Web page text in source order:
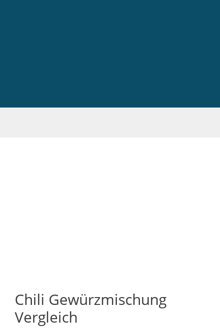
Chili Gewürzmischung
Vergleich